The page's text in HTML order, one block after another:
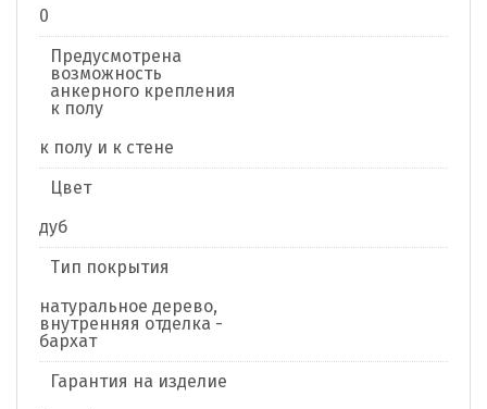
0
Предусмотрена
возможность
анкерного крепления
к полу
к полу и к стене
Цвет
дуб
Тип покрытия
натуральное дерево,
внутренняя отделка -
бархат
Гарантия на изделие